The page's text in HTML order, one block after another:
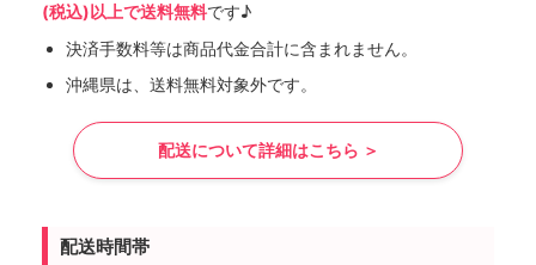
(税込)以上で送料無料です♪
決済手数料等は商品代金合計に含まれません。
沖縄県は、送料無料対象外です。
配送について詳細はこちら ＞
配送時間帯